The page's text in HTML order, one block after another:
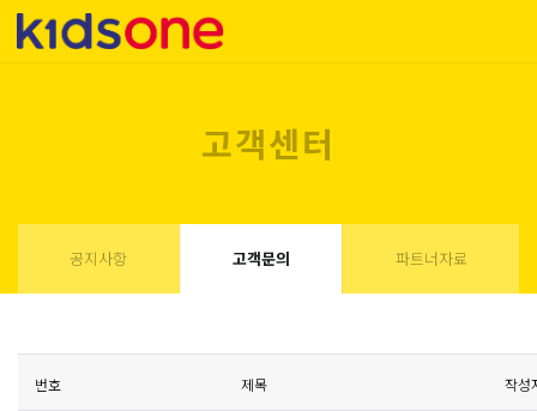
고객센터
공지사항 고객문의 파트너자료
번호 제목 작성